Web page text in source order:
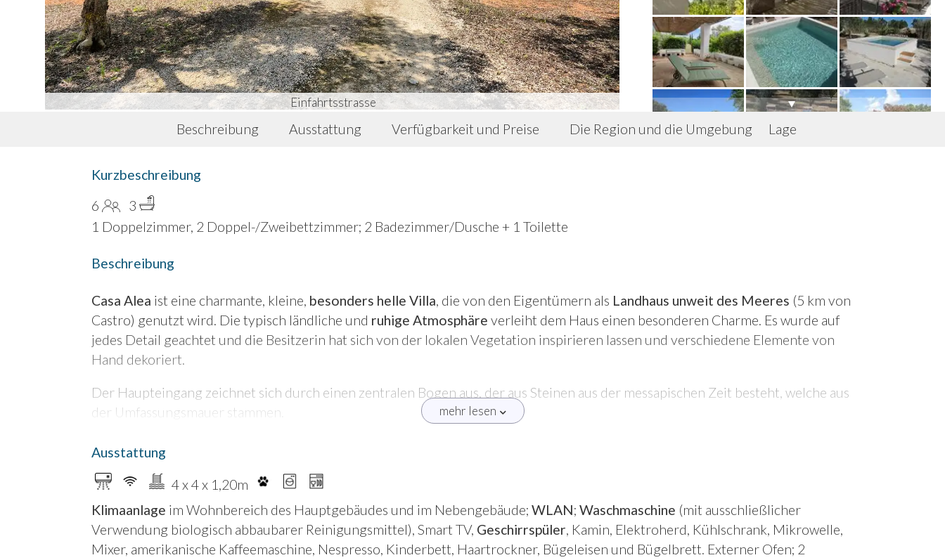
Einfahrtsstrasse
Beschreibung Ausstattung Verfügbarkeit und Preise Die Region und die Umgebung Lage
Kurzbeschreibung
6
3
1 Doppelzimmer, 2 Doppel-/Zweibettzimmer; 2 Badezimmer/Dusche + 1 Toilette
Beschreibung
Casa Alea ist eine charmante, kleine, besonders helle Villa, die von den Eigentümern als Landhaus unweit des Meeres (5 km von
Castro) genutzt wird. Die typisch ländliche und ruhige Atmosphäre verleiht dem Haus einen besonderen Charme. Es wurde auf
jedes Detail geachtet und die Besitzerin hat sich von der lokalen Vegetation inspirieren lassen und verschiedene Elemente von
Hand dekoriert.
Der Haupteingang zeichnet sich durch einen zentralen Bogen aus, der aus Steinen aus der messapischen Zeit besteht, welche aus
der Umfassungsmauer stammen.
Obstbäumen
Maßen 4 m x 4 m x 1,20 m (über der Erde), der etwa 30 m vom Haupthaus entfernt liegt.
Das Haus besteht aus einem großen„Open Space“-Wohnbereichmit Esstisch für 6 Personen, eingebauter Kücheneckemit
kleiner Spülmaschine und Sofaecke mit Kamin, 1Doppelzimmer (1,60 m * 2 m) und1 Doppel-/Zweibettzimmer(2 Betten à 0,80
m * 1,90 m),beide mit exklusivem Bad/Dusche. Sowohl die Schlafzimmer als auch das Wohnzimmer/die Küche haben Zugang zur
mehr lesen
Ausstattung
4 x 4 x 1,20m
Klimaanlage im Wohnbereich des Hauptgebäudes und im Nebengebäude; WLAN; Waschmaschine (mit ausschließlicher
Verwendung biologisch abbaubarer Reinigungsmittel), Smart TV, Geschirrspüler, Kamin, Elektroherd, Kühlschrank, Mikrowelle,
Mixer, amerikanische Kaffeemaschine, Nespresso, Kinderbett, Haartrockner, Bügeleisen und Bügelbrett. Externer Ofen; 2